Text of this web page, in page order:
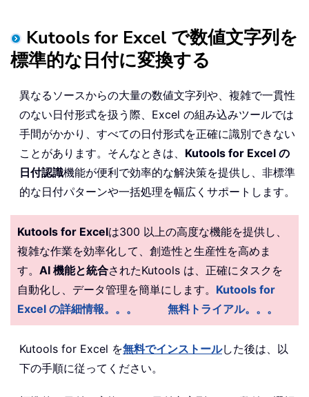
Kutools for Excel で数値文字列を
標準的な日付に変換する
異なるソースからの大量の数値文字列や、複雑で一貫性
のない日付形式を扱う際、Excel の組み込みツールでは
手間がかかり、すべての日付形式を正確に識別できない
ことがあります。そんなときは、 Kutools for Excel の
日付認識機能が便利で効率的な解決策を提供し、非標準
的な日付パターンや一括処理を幅広くサポートします。
Kutools for Excelは300 以上の高度な機能を提供し、
複雑な作業を効率化して、創造性と生産性を高めま
す。 AI 機能と統合されたKutools は、正確にタスクを
自動化し、データ管理を簡単にします。 Kutools for
Excel の詳細情報。。。
無料トライアル。。。
Kutools for Excel を無料でインストールした後は、以
下の手順に従ってください。